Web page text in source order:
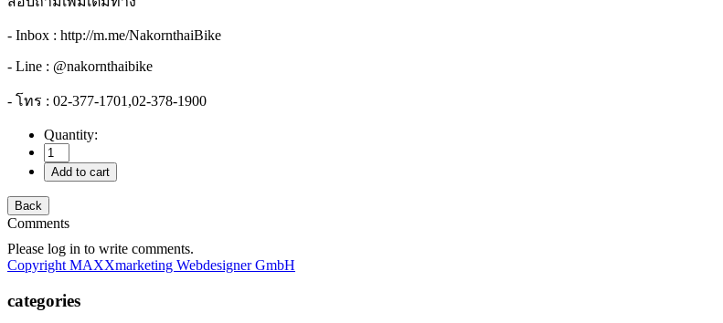
- Inbox : http://m.me/NakornthaiBike
- Line : @nakornthaibike
- โทร : 02-377-1701,02-378-1900
Quantity:
Comments
Please log in to write comments.
Copyright MAXXmarketing Webdesigner GmbH
categories